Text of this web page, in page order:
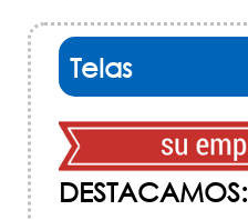
Telas
DESTACAMOS: